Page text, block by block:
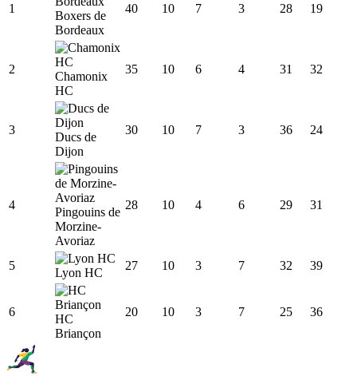
1
Boxers de
Bordeaux
40 10 7 3 28 19
2
Chamonix
HC
35 10 6 4 31 32
3
Ducs de
Dijon
30 10 7 3 36 24
4
Pingouins de
Morzine-
Avoriaz
28 10 4 6 29 31
5
Lyon HC
27 10 3 7 32 39
6
HC
Briançon
20 10 3 7 25 36